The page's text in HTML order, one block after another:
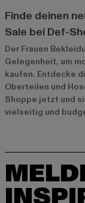
Finde deinen
Sale bei Def-
Der Frauen
Gelegenheit, um
kaufen. Entdecke
Oberteilen und
Shoppe jetzt und
vielseitig und